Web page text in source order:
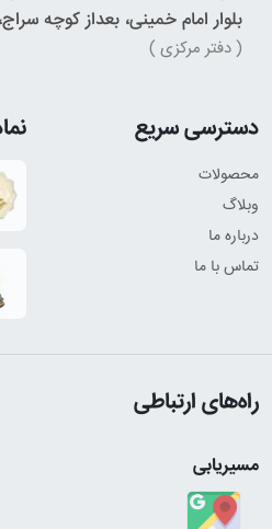
بلوار امام خمینی، بعداز کوچه
( دفتر مرکزی )
دسترسی سریع
محصولات
وبلاگ
درباره ما
تماس با ما
راه‌های ارتباطی
مسیریابی